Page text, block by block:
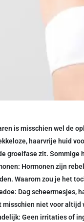
is misschien wel de
haarvrije huid
groeifase zit.
Hormonen zijn
Waarom zou je het
Dag
niet voor
Geen irritaties of